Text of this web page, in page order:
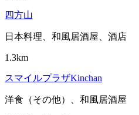
四方山
日本料理、和風居酒屋、酒店
1.3km
スマイルプラザKinchan
洋食（その他）、和風居酒屋